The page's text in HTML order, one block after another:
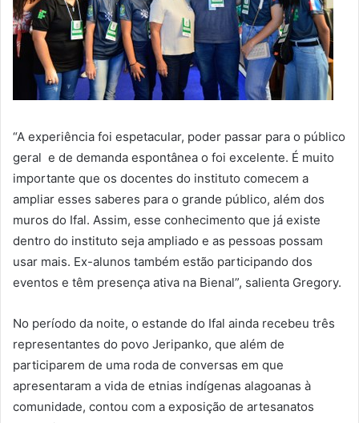
“A experiência foi espetacular, poder passar para o público
geral e de demanda espontânea o foi excelente. É muito
importante que os docentes do instituto comecem a
ampliar esses saberes para o grande público, além dos
muros do Ifal. Assim, esse conhecimento que já existe
dentro do instituto seja ampliado e as pessoas possam
usar mais. Ex-alunos também estão participando dos
eventos e têm presença ativa na Bienal”, salienta Gregory.
No período da noite, o estande do Ifal ainda recebeu três
representantes do povo Jeripanko, que além de
participarem de uma roda de conversas em que
apresentaram a vida de etnias indígenas alagoanas à
comunidade, contou com a exposição de artesanatos